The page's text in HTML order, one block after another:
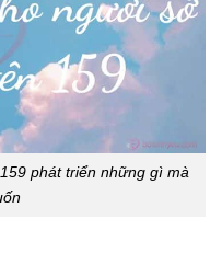
phát triển những gì mà